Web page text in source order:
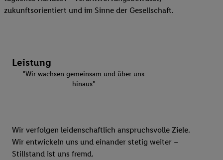
zukunftsorientiert und im Sinne der Gesellschaft.
Leistung
"Wir wachsen gemeinsam und über uns
hinaus"
Wir verfolgen leidenschaftlich anspruchsvolle Ziele.
Wir entwickeln uns und einander stetig weiter –
Stillstand ist uns fremd.